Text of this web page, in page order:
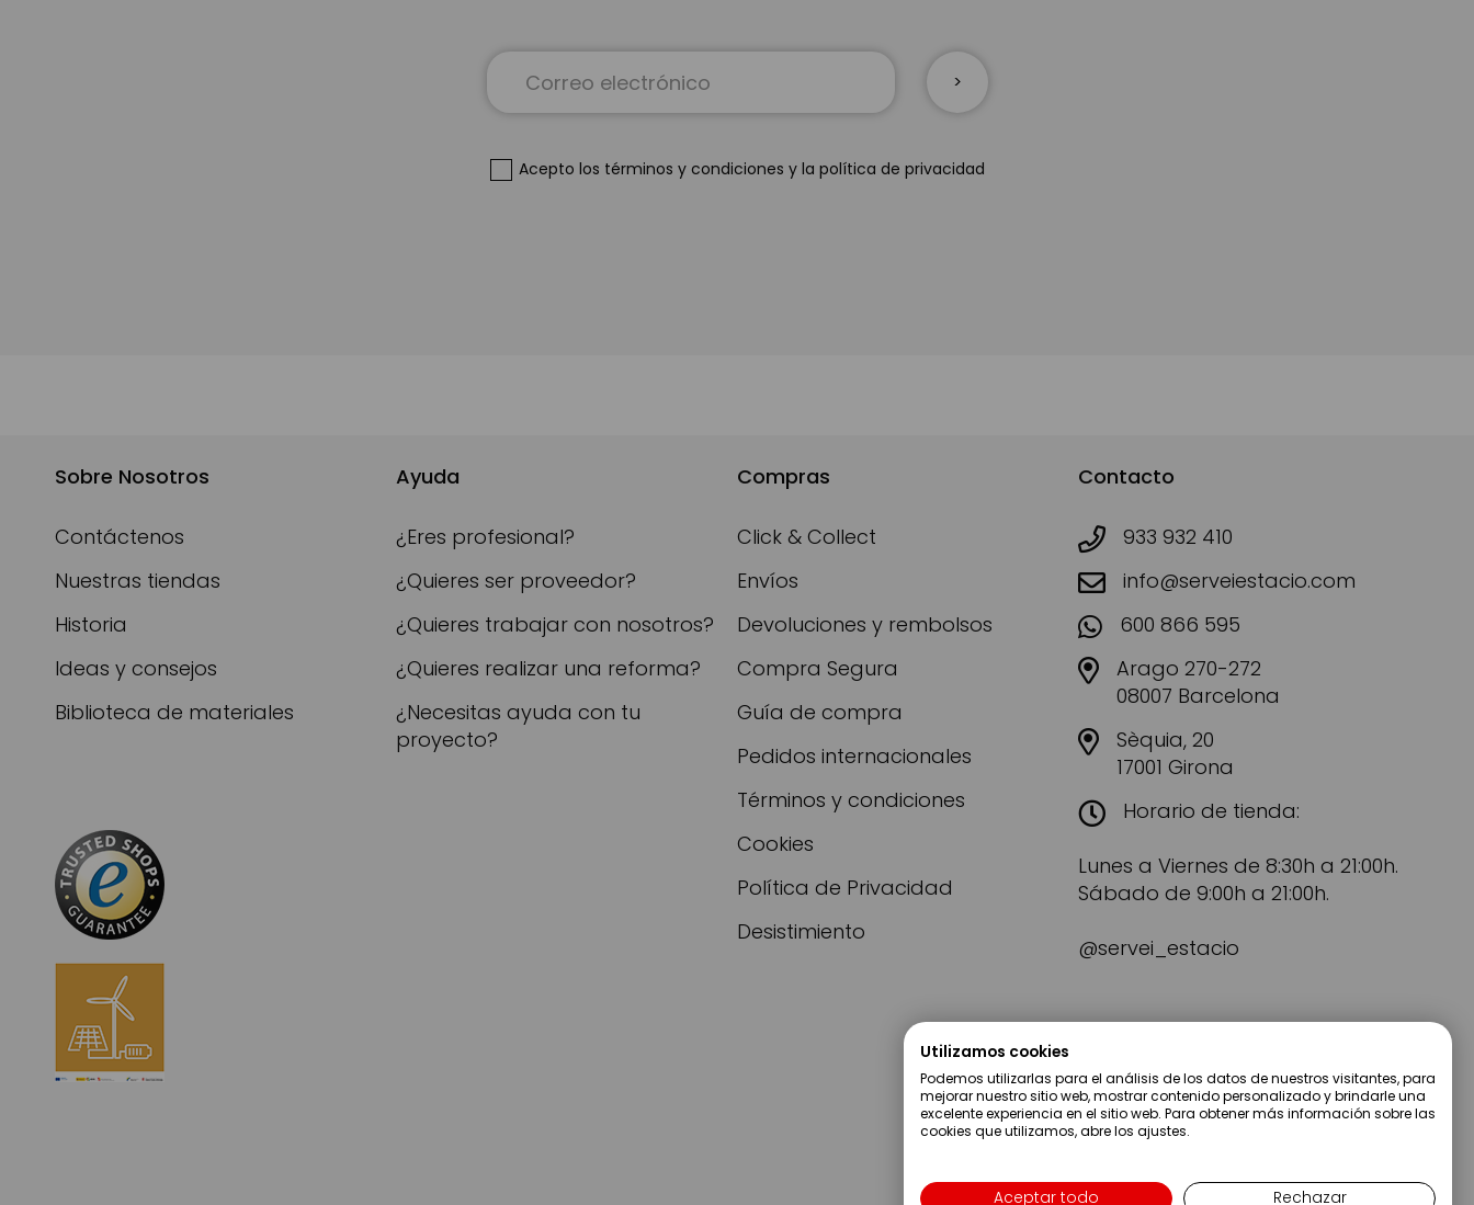
a
noticias:
Acepto los términos y condiciones y la política de privacidad
Sobre Nosotros
Contáctenos
Nuestras tiendas
Historia
Ideas y consejos
Biblioteca de materiales
Ayuda
¿Eres profesional?
¿Quieres ser proveedor?
¿Quieres trabajar con nosotros?
¿Quieres realizar una reforma?
¿Necesitas ayuda con tu
proyecto?
Compras
Click & Collect
Envíos
Devoluciones y rembolsos
Compra Segura
Guía de compra
Pedidos internacionales
Términos y condiciones
Cookies
Política de Privacidad
Desistimiento
Contacto
933 932 410
info@serveiestacio.com
600 866 595
Arago 270-272
08007 Barcelona
Sèquia, 20
17001 Girona
Horario de tienda:
Lunes a Viernes de 8:30h a 21:00h.
Sábado de 9:00h a 21:00h.
@servei_estacio
Utilizamos cookies
Podemos utilizarlas para el análisis de los datos de nuestros visitantes, para
mejorar nuestro sitio web, mostrar contenido personalizado y brindarle una
excelente experiencia en el sitio web. Para obtener más información sobre las
cookies que utilizamos, abre los ajustes.
Aceptar todo Rechazar